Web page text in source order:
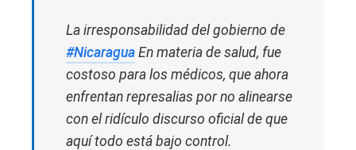
La irresponsabilidad del gobierno de
#Nicaragua En materia de salud, fue
costoso para los médicos, que ahora
enfrentan represalias por no alinearse
con el ridículo discurso oficial de que
aquí todo está bajo control.